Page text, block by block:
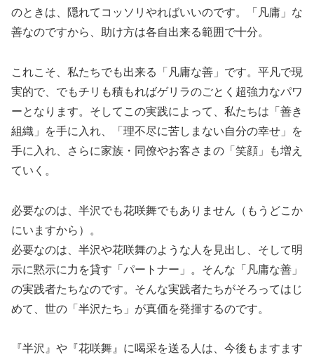
のときは、隠れてコッソリやればいいのです。「凡庸」な
善なのですから、助け方は各自出来る範囲で十分。
これこそ、私たちでも出来る「凡庸な善」です。平凡で現
実的で、でもチリも積もればゲリラのごとく超強力なパワ
ーとなります。そしてこの実践によって、私たちは「善き
組織」を手に入れ、「理不尽に苦しまない自分の幸せ」を
手に入れ、さらに家族・同僚やお客さまの「笑顔」も増え
ていく。
必要なのは、半沢でも花咲舞でもありません（もうどこか
にいますから）。
必要なのは、半沢や花咲舞のような人を見出し、そして明
示に黙示に力を貸す「パートナー」。そんな「凡庸な善」
の実践者たちなのです。そんな実践者たちがそろってはじ
めて、世の「半沢たち」が真価を発揮するのです。
『半沢』や『花咲舞』に喝采を送る人は、今後もますます